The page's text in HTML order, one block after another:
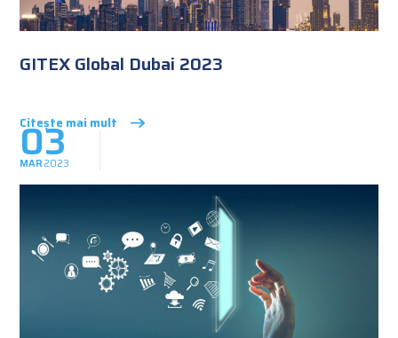
GITEX Global Dubai 2023
Citește mai mult
03
MAR2023